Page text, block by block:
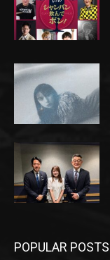
POPULAR POSTS